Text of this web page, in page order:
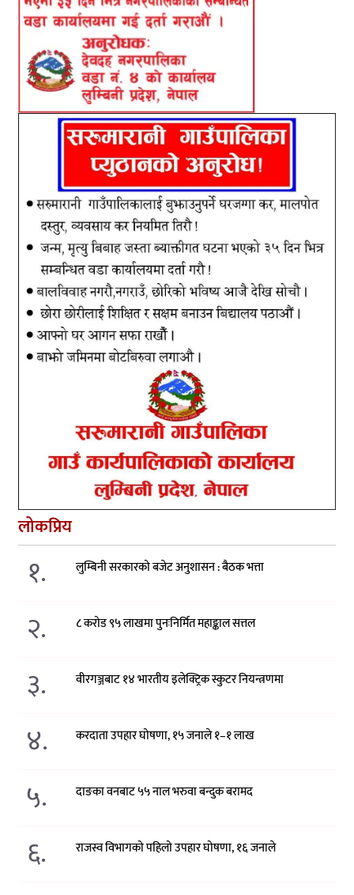
लोकप्रिय
१. लुम्बिनी सरकारको बजेट अनुशासन : बैठक भत्ता
२. ८ करोड ९५ लाखमा पुनःनिर्मित महाङ्काल सत्तल
३. वीरगञ्जबाट १४ भारतीय इलेक्ट्रिक स्कुटर नियन्त्रणमा
४. करदाता उपहार घोषणा, १५ जनाले १–१ लाख
५. दाङका वनबाट ५५ नाल भरुवा बन्दुक बरामद
६. राजस्व विभागको पहिलो उपहार घोषणा, १६ जनाले